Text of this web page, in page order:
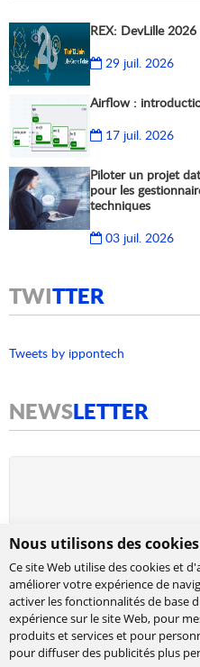
Nous utilisons des cookies
Ce site Web utilise des cookies et
améliorer votre expérience de
activer les fonctionnalités de base
expérience sur le site Web, pour
produits et services et pour
pour diffuser des publicités plus
REX: DevLille 2026
29 juil. 2026
Airflow :
17 juil. 2026
Piloter un projet
pour les
techniques
03 juil. 2026
TWITTER
Tweets by ippontech
NEWSLETTER
Cabinet de